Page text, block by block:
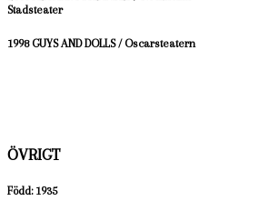
Stadsteater
1998 GUYS AND DOLLS / Oscarsteatern
ÖVRIGT
Född: 1935